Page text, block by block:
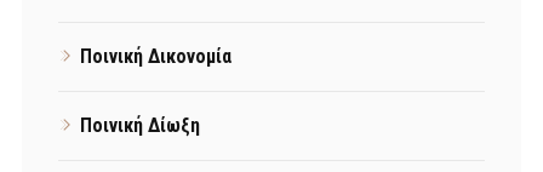
Ποινική Δικονομία
Ποινική Δίωξη